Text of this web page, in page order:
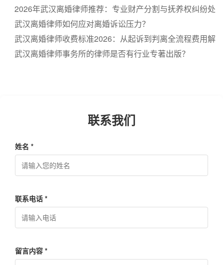
权收益
2026年武汉离婚律师推荐：专业财产分割与抚养权纠纷处
理，免费咨询电话24小时在线
武汉离婚律师如何应对离婚诉讼压力？
武汉离婚律师收费标准2026：从起诉到判离全流程费用解
析，请律师打离婚官司到底要花多少钱？
武汉离婚律师事务所的律师是否有行业专著出版？
联系我们
姓名 *
联系电话 *
留言内容 *